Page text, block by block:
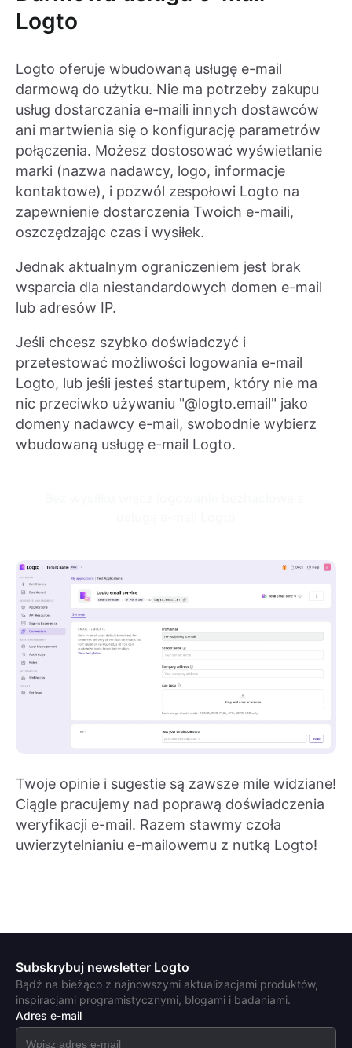
Logto
Logto oferuje wbudowaną usługę e-mail
darmową do użytku. Nie ma potrzeby zakupu
usług dostarczania e-maili innych dostawców
ani martwienia się o konfigurację parametrów
połączenia. Możesz dostosować wyświetlanie
marki (nazwa nadawcy, logo, informacje
kontaktowe), i pozwól zespołowi Logto na
zapewnienie dostarczenia Twoich e-maili,
oszczędzając czas i wysiłek.
Jednak aktualnym ograniczeniem jest brak
wsparcia dla niestandardowych domen e-mail
lub adresów IP.
Jeśli chcesz szybko doświadczyć i
przetestować możliwości logowania e-mail
Logto, lub jeśli jesteś startupem, który nie ma
nic przeciwko używaniu "@logto.email" jako
domeny nadawcy e-mail, swobodnie wybierz
wbudowaną usługę e-mail Logto.
Twoje opinie i sugestie są zawsze mile widziane!
Ciągle pracujemy nad poprawą doświadczenia
weryfikacji e-mail. Razem stawmy czoła
uwierzytelnianiu e-mailowemu z nutką Logto!
Subskrybuj newsletter Logto
Bądź na bieżąco z najnowszymi aktualizacjami produktów,
inspiracjami programistycznymi, blogami i badaniami.
Adres e-mail